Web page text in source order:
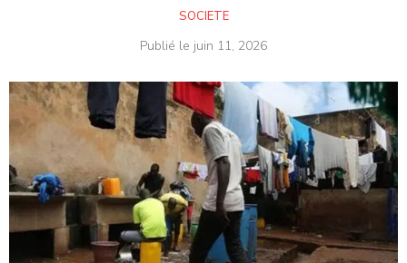
SOCIETE
Publié le juin 11, 2026